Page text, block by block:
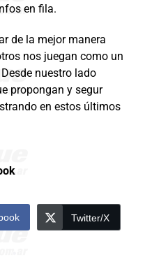
en fila.
de la mejor manera
nos juegan como un
nuestro lado
propongan y segur
en estos últimos
Twitter/X